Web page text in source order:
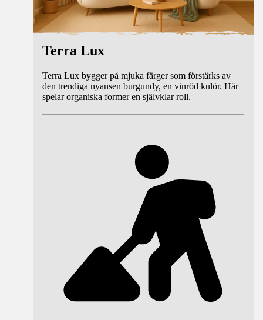
Terra Lux
Terra Lux bygger på mjuka färger som förstärks av
den trendiga nyansen burgundy, en vinröd kulör. Här
spelar organiska former en självklar roll.